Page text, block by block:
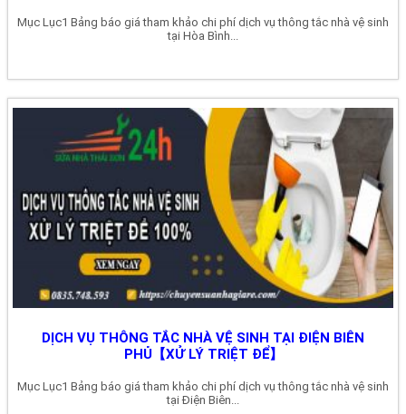
Mục Lục1 Bảng báo giá tham khảo chi phí dịch vụ thông tắc nhà vệ sinh
tại Hòa Bình...
DỊCH VỤ THÔNG TẮC NHÀ VỆ SINH TẠI ĐIỆN BIÊN
PHỦ【XỬ LÝ TRIỆT ĐỂ】
Mục Lục1 Bảng báo giá tham khảo chi phí dịch vụ thông tắc nhà vệ sinh
tại Điện Biên...